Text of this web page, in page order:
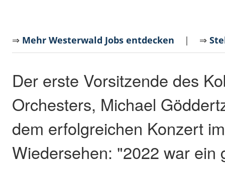
⇒ Mehr Westerwald Jobs entdecken | ⇒
Der erste Vorsitzende des
Orchesters, Michael
dem erfolgreichen Konzert
Wiedersehen: "2022 war ein